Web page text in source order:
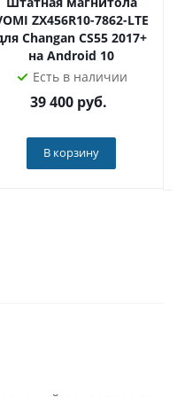
цифровым радио-
ячеек памяти,
радиостанции
музыкой в
ZX456R10-7862-LTE
Changan CS55 2017+
на Android 10
Есть в наличии
39 400руб.
В корзину